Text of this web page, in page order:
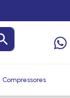
Compressores